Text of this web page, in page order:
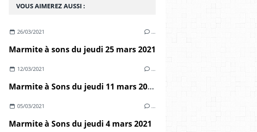
VOUS AIMEREZ AUSSI :
26/03/2021 …
Marmite à sons du jeudi 25 mars 2021
12/03/2021 …
Marmite à Sons du jeudi 11 mars 2021
05/03/2021 …
Marmite à Sons du jeudi 4 mars 2021